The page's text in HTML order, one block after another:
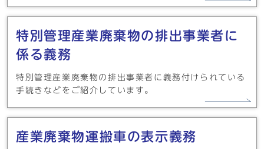
特別管理産業廃棄物の排出事業者に
係る義務
特別管理産業廃棄物の排出事業者に義務付けられている
手続きなどをご紹介しています。
産業廃棄物運搬車の表示義務